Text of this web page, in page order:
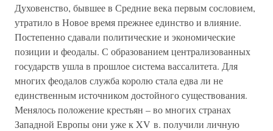
Духовенство, бывшее в Средние века первым сословием,
утратило в Новое время прежнее единство и влияние.
Постепенно сдавали политические и экономические
позиции и феодалы. С образованием централизованных
государств ушла в прошлое система вассалитета. Для
многих феодалов служба королю стала едва ли не
единственным источником достойного существования.
Менялось положение крестьян – во многих странах
Западной Европы они уже к XV в. получили личную